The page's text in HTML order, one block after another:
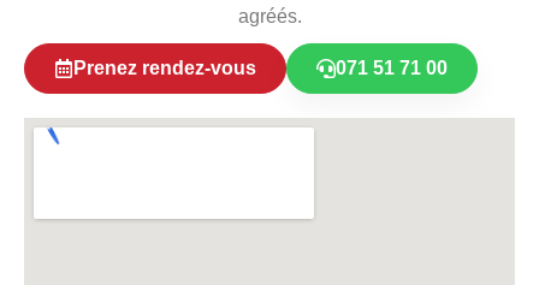
agréés.
Prenez rendez-vous 071 51 71 00